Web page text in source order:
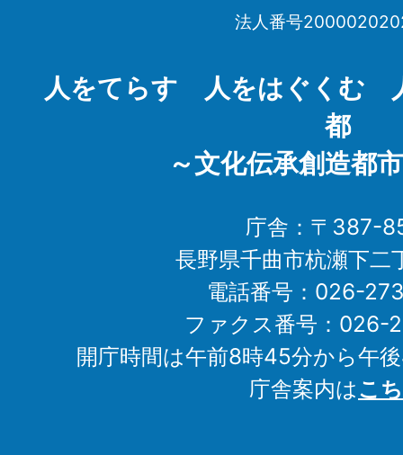
Chikuma
法人番号
人をてらす 人をはぐくむ
都
～文化伝承創造都
庁舎：〒387-
長野県千曲市杭瀬下二
電話番号：026-
ファクス番号：026-
開庁時間は午前8時45分から午
庁舎案内はこ